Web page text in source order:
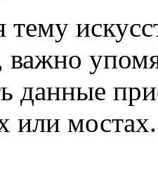
тему
важно
данные
или мостах.